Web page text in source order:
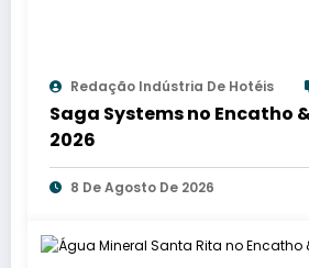
Redação Indústria De Hotéis
Saga Systems no Encatho
2026
8 De Agosto De 2026